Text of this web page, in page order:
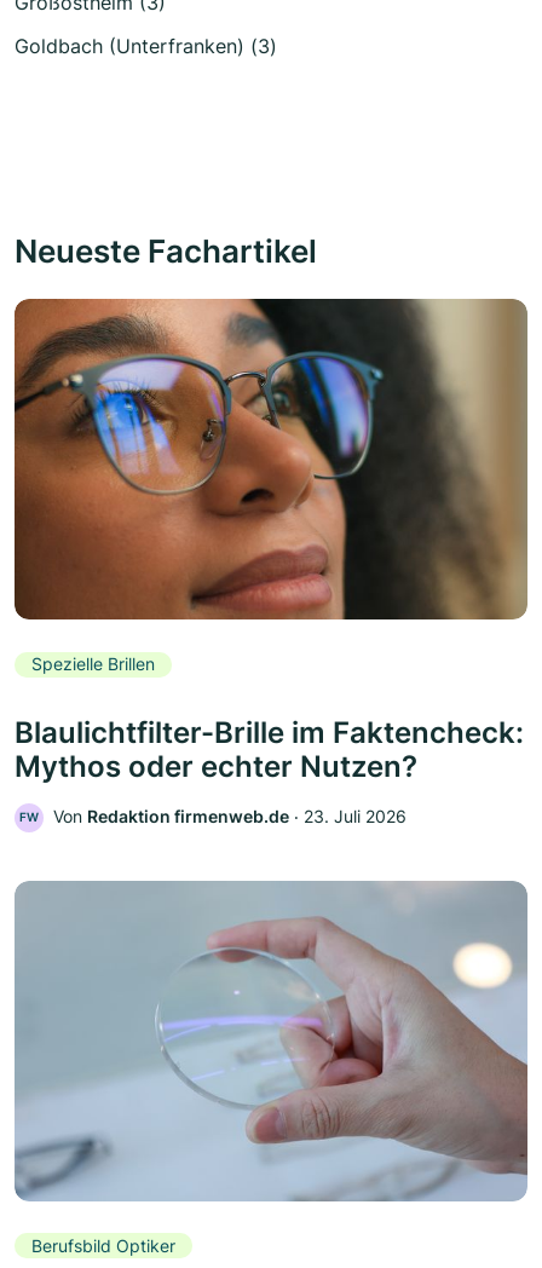
Goldbach (Unterfranken) (3)
Neueste Fachartikel
Spezielle Brillen
Blaulichtfilter-Brille im Faktencheck:
Mythos oder echter Nutzen?
FW Von Redaktion firmenweb.de ‧ 23. Juli 2026
Berufsbild Optiker